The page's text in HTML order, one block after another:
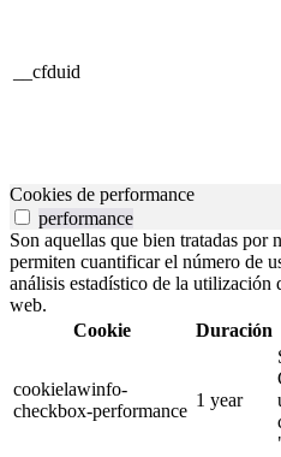
__cfduid
Cookies de performance
performance
Son aquellas que bien tratadas por
permiten cuantificar el número de
análisis estadístico de la utilización
web.
Cookie
Duración
cookielawinfo-
checkbox-performance
1 year